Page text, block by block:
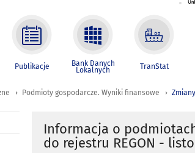
Publikacje Bank Danych
Lokalnych TranStat
Podmioty gospodarcze. Wyniki finansowe
Informacja o
do rejestru REGON -